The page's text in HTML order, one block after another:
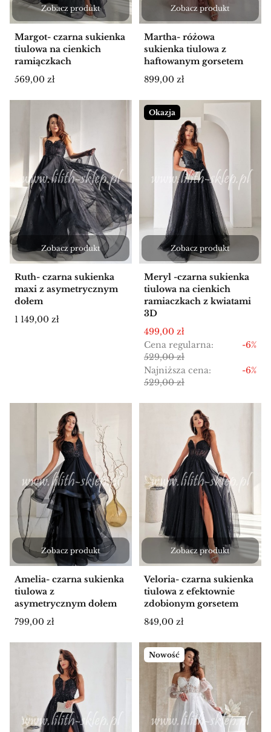
Zobacz produkt
Margot- czarna sukienka
tiulowa na cienkich
ramiączkach
Cena
569,00 zł
Zobacz produkt
Martha- różowa
sukienka tiulowa z
haftowanym gorsetem
Cena
899,00 zł
Zobacz produkt
Ruth- czarna sukienka
maxi z asymetrycznym
dołem
Cena
1 149,00 zł
Okazja
Zobacz produkt
Meryl -czarna sukienka
tiulowa na cienkich
ramiaczkach z kwiatami
3D
Cena promocyjna
499,00 zł
Cena regularna:
529,00 zł
-6%
Najniższa cena:
529,00 zł
-6%
Zobacz produkt
Amelia- czarna sukienka
tiulowa z
asymetrycznym dołem
Cena
799,00 zł
Zobacz produkt
Veloria- czarna sukienka
tiulowa z efektownie
zdobionym gorsetem
Cena
849,00 zł
Nowość